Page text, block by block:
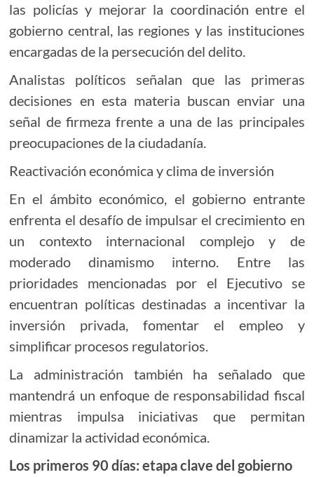
las policías y mejorar la coordinación entre el
gobierno central, las regiones y las instituciones
encargadas de la persecución del delito.
Analistas políticos señalan que las primeras
decisiones en esta materia buscan enviar una
señal de firmeza frente a una de las principales
preocupaciones de la ciudadanía.
Reactivación económica y clima de inversión
En el ámbito económico, el gobierno entrante
enfrenta el desafío de impulsar el crecimiento en
un contexto internacional complejo y de
moderado dinamismo interno. Entre las
prioridades mencionadas por el Ejecutivo se
encuentran políticas destinadas a incentivar la
inversión privada, fomentar el empleo y
simplificar procesos regulatorios.
La administración también ha señalado que
mantendrá un enfoque de responsabilidad fiscal
mientras impulsa iniciativas que permitan
dinamizar la actividad económica.
Los primeros 90 días: etapa clave del gobierno